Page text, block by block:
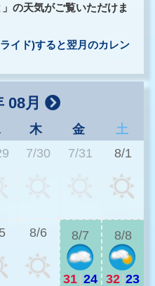
の天気がご覧いただけま
イド)すると翌月のカレン
08月
木 金
土
7/30 7/31 8/1
8/6 8/7
31 24
8/8
32 23